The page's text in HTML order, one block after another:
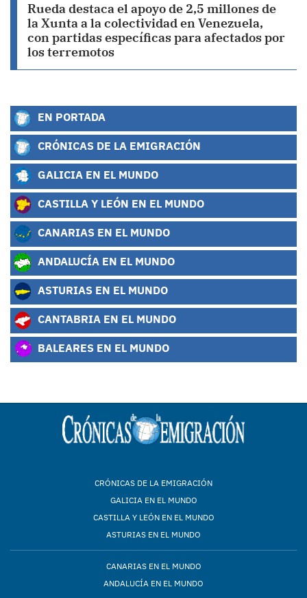
Rueda destaca el apoyo de 2,5 millones de
la Xunta a la colectividad en Venezuela,
con partidas específicas para afectados por
los terremotos
EN PORTADA
CRÓNICAS DE LA EMIGRACIÓN
GALICIA EN EL MUNDO
CASTILLA Y LEÓN EN EL MUNDO
CANARIAS EN EL MUNDO
ANDALUCÍA EN EL MUNDO
ASTURIAS EN EL MUNDO
CANTABRIA EN EL MUNDO
BALEARES EN EL MUNDO
CRÓNICAS DE LA EMIGRACIÓN
GALICIA EN EL MUNDO
CASTILLA Y LEÓN EN EL MUNDO
ASTURIAS EN EL MUNDO
CANARIAS EN EL MUNDO
ANDALUCÍA EN EL MUNDO